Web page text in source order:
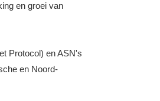
en groei van
Protocol) en ASN's
en Noord-